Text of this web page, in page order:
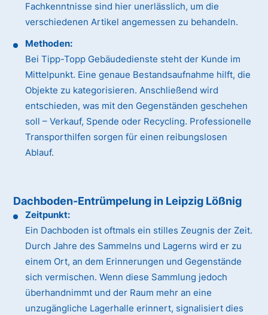
Fachkenntnisse sind hier unerlässlich, um die
verschiedenen Artikel angemessen zu behandeln.
Methoden:
Bei Tipp-Topp Gebäudedienste steht der Kunde im
Mittelpunkt. Eine genaue Bestandsaufnahme hilft, die
Objekte zu kategorisieren. Anschließend wird
entschieden, was mit den Gegenständen geschehen
soll – Verkauf, Spende oder Recycling. Professionelle
Transporthilfen sorgen für einen reibungslosen
Ablauf.
Dachboden-Entrümpelung in Leipzig Lößnig
Zeitpunkt:
Ein Dachboden ist oftmals ein stilles Zeugnis der Zeit.
Durch Jahre des Sammelns und Lagerns wird er zu
einem Ort, an dem Erinnerungen und Gegenstände
sich vermischen. Wenn diese Sammlung jedoch
überhandnimmt und der Raum mehr an eine
unzugängliche Lagerhalle erinnert, signalisiert dies